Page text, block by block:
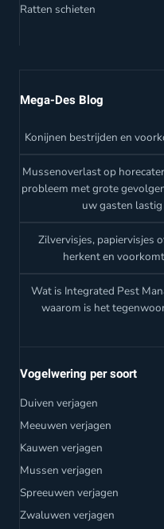
Ratten schieten
Mega-Des Blog
Konijnen bestrijden en
Mussenoverlast op
probleem met grote
uw gasten
Zilvervisjes, papiervisjes
herkent en
Wat is Integrated Pest
waarom is het
Vogelwering per soort
Duiven verjagen
Meeuwen verjagen
Kauwen verjagen
Mussen verjagen
Spreeuwen verjagen
Zwaluwen verjagen